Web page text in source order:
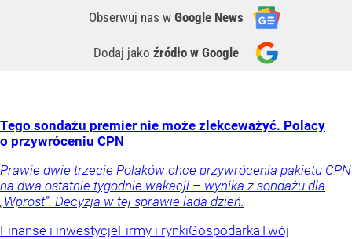
Obserwuj nas w Google News
Dodaj jako źródło w Google
Tego sondażu premier nie może zlekceważyć. Polacy
o przywróceniu CPN
Prawie dwie trzecie Polaków chce przywrócenia pakietu CPN
na dwa ostatnie tygodnie wakacji – wynika z sondażu dla
„Wprost”. Decyzja w tej sprawie lada dzień.
Finanse i inwestycjeFirmy i rynkiGospodarkaTwój